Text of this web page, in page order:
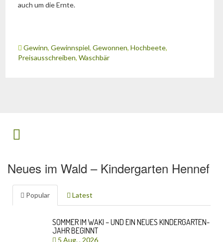
auch um die Ernte.
Gewinn, Gewinnspiel, Gewonnen, Hochbeete,
Preisausschreiben, Waschbär
Neues im Wald – Kindergarten Hennef
Popular Latest
SOMMER IM WAKI – UND EIN NEUES KINDERGARTEN-
JAHR BEGINNT
5 Aug. , 2026